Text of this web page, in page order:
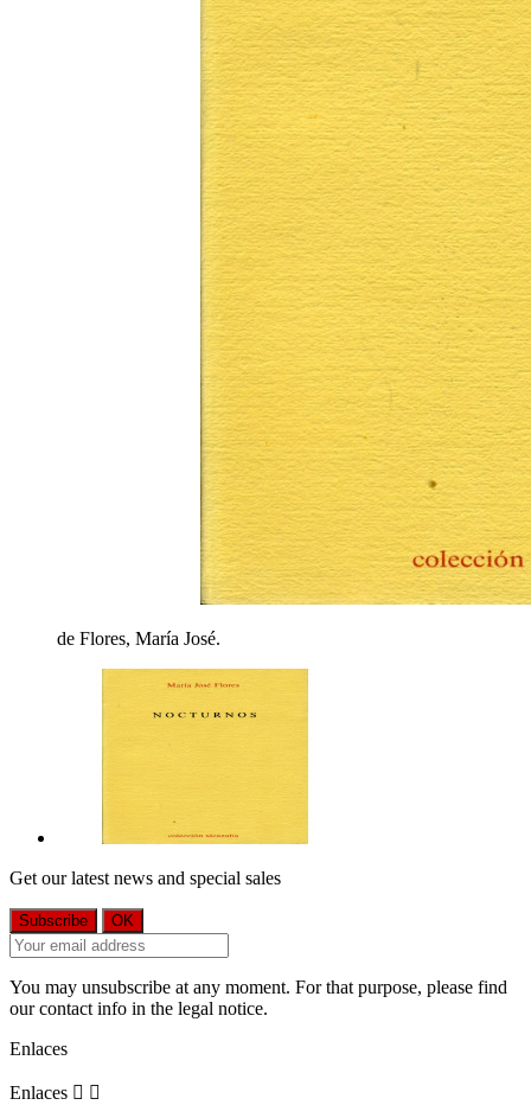
de Flores, María José.
Get our latest news and special sales
You may unsubscribe at any moment. For that purpose, please find
our contact info in the legal notice.
Enlaces
Enlaces  